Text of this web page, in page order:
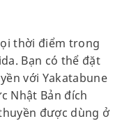
thời điểm trong
Bạn có thể đặt
với Yakatabune
Nhật Bản đích
được dùng ở